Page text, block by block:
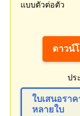
แบบตัวต่อตัว
ดาวน์
ปร
ใบเสนอรา
หลายใบ